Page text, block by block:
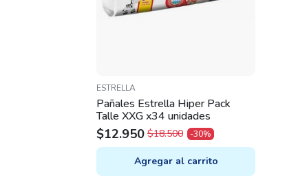
ESTRELLA
Pañales Estrella Hiper Pack
Talle XXG x34 unidades
$18.500
ORIGINAL
PRICE
WAS:
$12.950
CURRENT
PRICE
IS:
-30%
Agregar al carrito